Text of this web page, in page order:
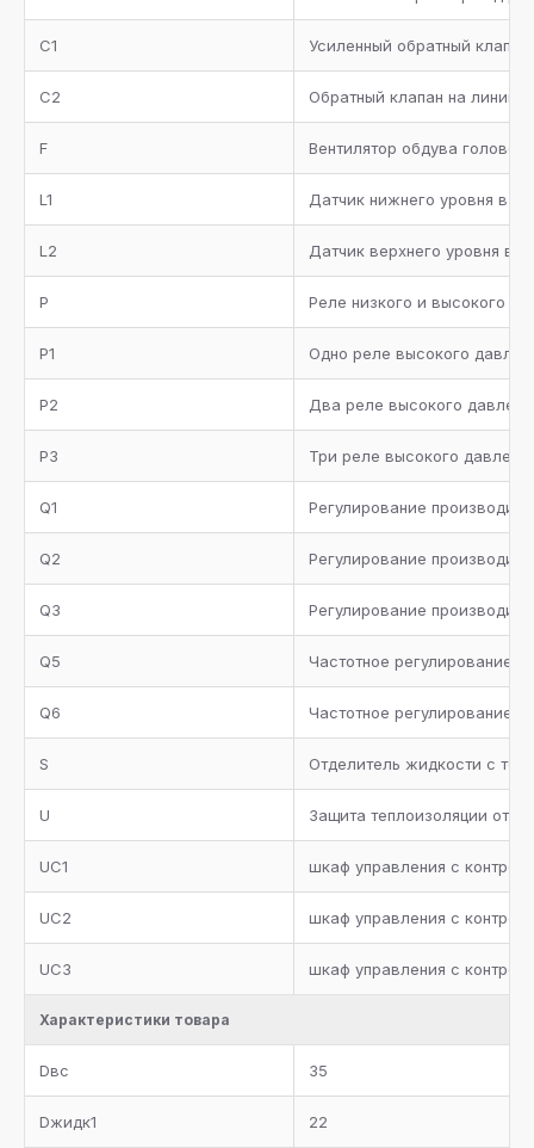
каждый компрессор
Фильтр-очиститель на линии всасывания
Коллектор всасывания с теплоизоляцией
Металлическая окрашенная рама
Манометры высокого и низкого давления
Комплект запорных вентилей
Комплект документации
C1 Усиленный обратный
C2 Обратный клапан на линию
F Вентилятор обдува головок
L1 Датчик нижнего уровня в
L2 Датчик верхнего уровня в
P Реле низкого и высокого
P1 Одно реле высокого
P2 Два реле высокого
P3 Три реле высокого
Q1 Регулирование
Q2 Регулирование
Q3 Регулирование
Q5 Частотное регулирование
Q6 Частотное регулирование
S Отделитель жидкости с
U Защита теплоизоляции от
UC1 шкаф управления с
UC2 шкаф управления с
UC3 шкаф управления с
Характеристики товара
Dвс 35
Dжидк1 22